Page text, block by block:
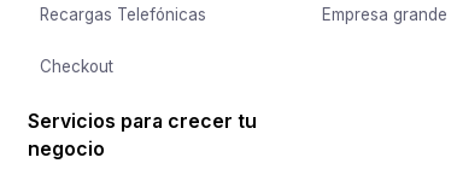
Recargas Telefónicas
Checkout
Servicios para crecer tu
negocio
Empresa grande